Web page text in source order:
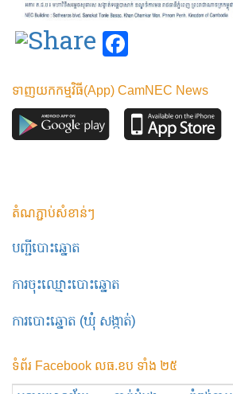
ទាញយកកម្មវិធី(App) CamNEC News
តំណភ្ជាប់សំខាន់ៗ
បញ្ជីបោះឆ្នោត
ការចុះឈ្មោះបោះឆ្នោត
ការបោះឆ្នោត (ឃុំ សង្កាត់)
ទំព័រ Facebook លធ.ខប ទាំង ២៥